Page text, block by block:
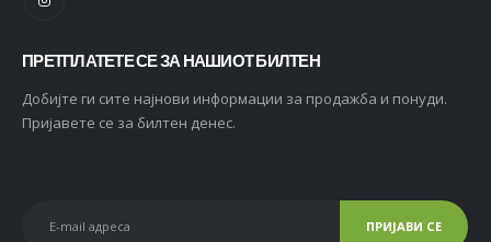
ПРЕТПЛАТЕТЕ СЕ ЗА НАШИОТ БИЛТЕН
Добијте ги сите најнови информации за продажба и понуди.
Пријавете се за билтен денес.